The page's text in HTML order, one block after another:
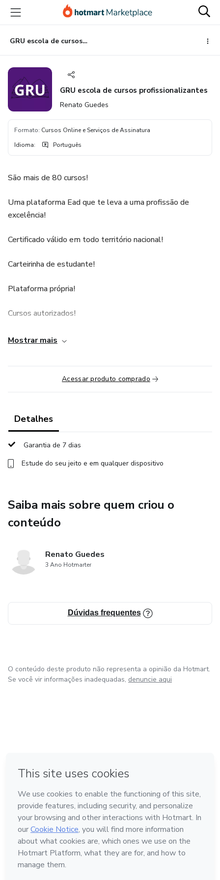
para
conteúdo
principal
para
pagamento
para
rodapé
GRU escola de cursos profissionalizantes
GRU escola de cursos profissionalizantes
Renato Guedes
Formato: Cursos Online e Serviços de Assinatura
Idioma: Português
São mais de 80 cursos!
Uma plataforma Ead que te leva a uma profissão de
excelência!
Certificado válido em todo território nacional!
Carteirinha de estudante!
Plataforma própria!
Cursos autorizados!
Cursos profissionalizantes EAD!💜😉
Mostrar mais
Acessar produto comprado
Detalhes
Garantia de 7 dias
Estude do seu jeito e em qualquer dispositivo
Saiba mais sobre quem criou o
conteúdo
Renato Guedes
3 Ano Hotmarter
Dúvidas frequentes
O conteúdo deste produto não representa a opinião da Hotmart.
Se você vir informações inadequadas, denuncie aqui
Feito com ❤ na Cidade do México
Conheça a Hotmart
Idioma
Português